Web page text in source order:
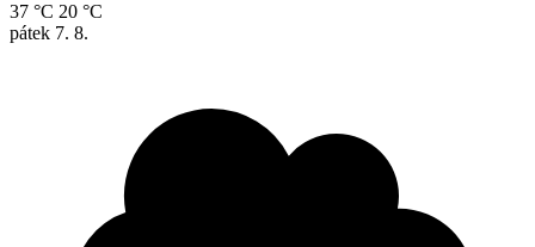
37 °C 20 °C
pátek 7. 8.